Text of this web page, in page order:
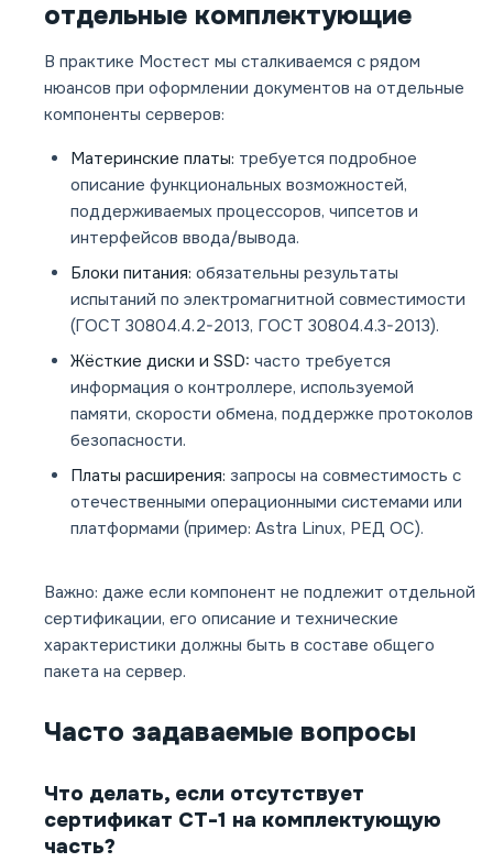
отдельные комплектующие
В практике Мостест мы сталкиваемся с рядом
нюансов при оформлении документов на отдельные
компоненты серверов:
Материнские платы: требуется подробное
описание функциональных возможностей,
поддерживаемых процессоров, чипсетов и
интерфейсов ввода/вывода.
Блоки питания: обязательны результаты
испытаний по электромагнитной совместимости
(ГОСТ 30804.4.2-2013, ГОСТ 30804.4.3-2013).
Жёсткие диски и SSD: часто требуется
информация о контроллере, используемой
памяти, скорости обмена, поддержке протоколов
безопасности.
Платы расширения: запросы на совместимость с
отечественными операционными системами или
платформами (пример: Astra Linux, РЕД ОС).
Важно: даже если компонент не подлежит отдельной
сертификации, его описание и технические
характеристики должны быть в составе общего
пакета на сервер.
Часто задаваемые вопросы
Что делать, если отсутствует
сертификат СТ-1 на комплектующую
часть?